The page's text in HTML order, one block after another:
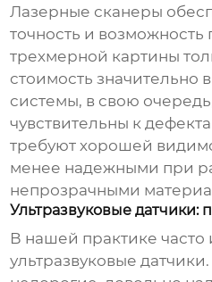
Лазерные сканеры
точность и возможность
трехмерной картины
стоимость значительно
системы, в свою
чувствительны к
требуют хорошей
менее надежными при
непрозрачными
Ультразвуковые
В нашей практике часто
ультразвуковые